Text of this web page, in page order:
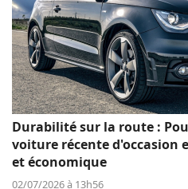
Durabilité sur la route :
voiture récente d'occasion
et économique
02/07/2026 à 13h56